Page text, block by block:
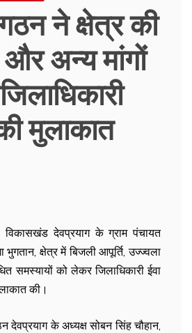
ने क्षेत्र की
अन्य मांगों
मुलाकात
विकासखंड देवप्रयाग के ग्राम पंचायत
क्षेत्र में बिजली आपूर्ति, उज्ज्वला
समस्यायों को लेकर जिलाधिकारी ईवा
की।
देवप्रयाग के अध्यक्ष सोबन सिंह चौहान,